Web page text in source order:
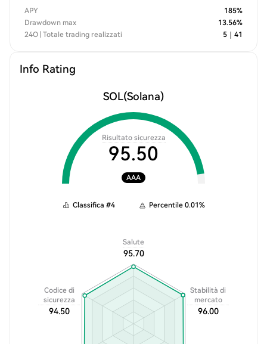
APY 185%
Drawdown max
13.56%
24O | Totale trading realizzati
5 41
Info Rating
SOL(Solana)
Risultato sicurezza
95.50
AAA
Classifica #4 Percentile 0.01%
Salute
95.70
Codice di
sicurezza
94.50
Stabilità di
mercato
96.00